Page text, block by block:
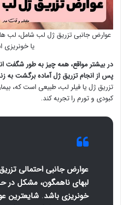
عوارض جانبی تزریق ژل لب شامل، لب
یا
در بیشتر مواقع، همه چیز به طور شگفت
پس از انجام تزریق ژل آماده برگشت به
تزریق ژل یا فیلر لب، طبیعی است که،
کبودی و تورم را تجربه کند.
عوارض جانبی احتمالی
لبهای ناهمگون، مشکل در
خونریزی باشد. شایعترین